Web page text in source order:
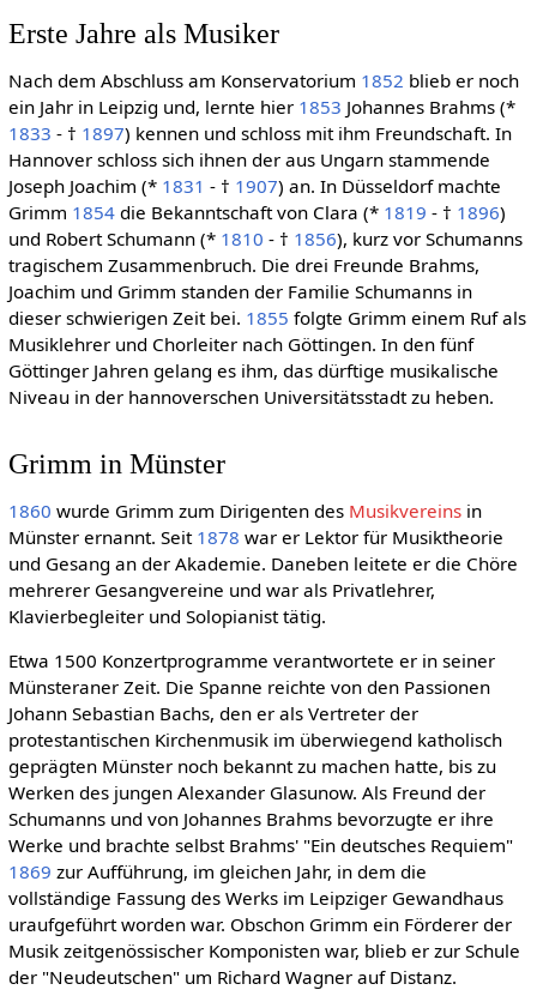
Erste Jahre als Musiker
Nach dem Abschluss am Konservatorium 1852 blieb er noch
ein Jahr in Leipzig und, lernte hier 1853 Johannes Brahms (*
1833 - † 1897) kennen und schloss mit ihm Freundschaft. In
Hannover schloss sich ihnen der aus Ungarn stammende
Joseph Joachim (* 1831 - † 1907) an. In Düsseldorf machte
Grimm 1854die Bekanntschaft von Clara (* 1819 - † 1896)
und Robert Schumann (* 1810 - † 1856), kurz vor Schumanns
tragischem Zusammenbruch. Die drei Freunde Brahms,
Joachim und Grimm standen der Familie Schumanns in
dieser schwierigen Zeit bei. 1855 folgte Grimm einem Ruf als
Musiklehrer und Chorleiter nach Göttingen. In den fünf
Göttinger Jahren gelang es ihm, das dürftige musikalische
Niveau in der hannoverschen Universitätsstadt zu heben.
Grimm in Münster
1860 wurde Grimm zum Dirigenten des Musikvereinsin
Münster ernannt. Seit 1878 war er Lektor für Musiktheorie
und Gesang an der Akademie. Daneben leitete er die Chöre
mehrerer Gesangvereine und war als Privatlehrer,
Klavierbegleiter und Solopianist tätig.
Etwa 1500 Konzertprogramme verantwortete er in seiner
Münsteraner Zeit. Die Spanne reichte von den Passionen
Johann Sebastian Bachs, den er als Vertreter der
protestantischen Kirchenmusik im überwiegend katholisch
geprägten Münster noch bekannt zu machen hatte, bis zu
Werken des jungen Alexander Glasunow. Als Freund der
Schumanns und von Johannes Brahms bevorzugte er ihre
Werke und brachte selbst Brahms' "Ein deutsches Requiem"
1869 zur Aufführung, im gleichen Jahr, in dem die
vollständige Fassung des Werks im Leipziger Gewandhaus
uraufgeführt worden war. Obschon Grimm ein Förderer der
Musik zeitgenössischer Komponisten war, blieb er zur Schule
der "Neudeutschen" um Richard Wagner auf Distanz.